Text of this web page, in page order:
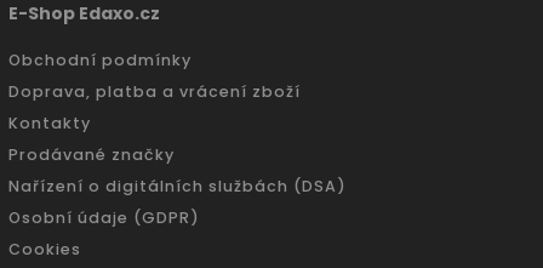
E-Shop Edaxo.cz
Obchodní podmínky
Doprava, platba a vrácení zboží
Kontakty
Prodávané značky
Nařízení o digitálních službách (DSA)
Osobní údaje (GDPR)
Cookies